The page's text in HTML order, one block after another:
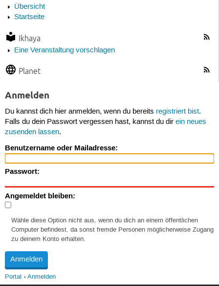
Übersicht
Startseite
Ikhaya
Eine Veranstaltung vorschlagen
Planet
Anmelden
Du kannst dich hier anmelden, wenn du bereits registriert bist.
Falls du dein Passwort vergessen hast, kannst du dir ein neues
zusenden lassen.
Benutzername oder Mailadresse:
Passwort:
Angemeldet bleiben:
Wähle diese Option nicht aus, wenn du dich an einem öffentlichen
Computer befindest, da sonst fremde Personen möglicherweise Zugang
zu deinem Konto erhalten.
Portal Anmelden